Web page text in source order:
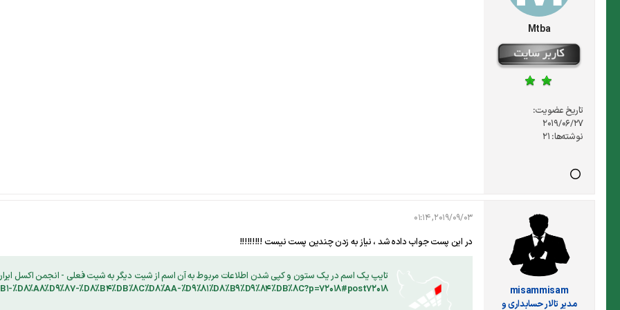
Mtba
تاریخ عضویت:
2019/06/27
نوشته‌ها: 21
misammisam
مدير تالار حسابداری و
2019/09/03, 01:14
در این پست جواب داده شد ، نیاز به زدن چندین پست نیست !!!!!!!!!
تایپ یک اسم در یک ستون و کپی شدن اطلاعات مربوط به آن اسم از شیت دیگر به شیت فعلی - انجمن اکسل